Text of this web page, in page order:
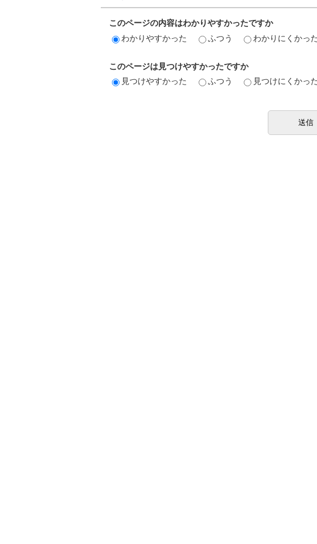
このページの内容はわかりやすかったですか
わかりやすかった
ふつう わかりにくかった
このページは見つけやすかったですか
見つけやすかった
ふつう 見つけにくかった